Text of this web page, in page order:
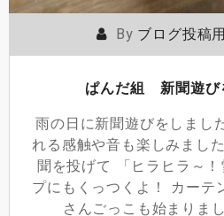
By ブログ投稿用
ぱんだ組 新聞遊
雨の日に新聞遊びをしまし
れる感触や音も楽しみまし
聞を投げて 「ヒラヒラ～
プにもくっつくよ！ カーテ
さんごっこも始まりま